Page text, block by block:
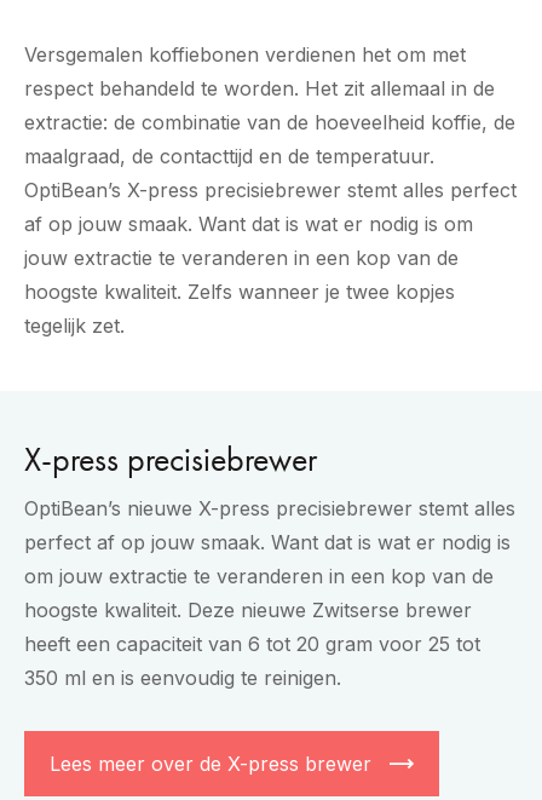
Versgemalen koffiebonen verdienen het om met
respect behandeld te worden. Het zit allemaal in de
extractie: de combinatie van de hoeveelheid koffie, de
maalgraad, de contacttijd en de temperatuur.
OptiBean’s X-press precisiebrewer stemt alles perfect
af op jouw smaak. Want dat is wat er nodig is om
jouw extractie te veranderen in een kop van de
hoogste kwaliteit. Zelfs wanneer je twee kopjes
tegelijk zet.
X-press precisiebrewer
OptiBean’s nieuwe X-press precisiebrewer stemt alles
perfect af op jouw smaak. Want dat is wat er nodig is
om jouw extractie te veranderen in een kop van de
hoogste kwaliteit. Deze nieuwe Zwitserse brewer
heeft een capaciteit van 6 tot 20 gram voor 25 tot
350 ml en is eenvoudig te reinigen.
Lees meer over de X-press brewer